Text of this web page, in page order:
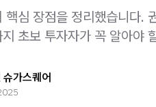
핵심 장점을 정리했습니다.
초보 투자자가 꼭 알아야
슈가스퀘어